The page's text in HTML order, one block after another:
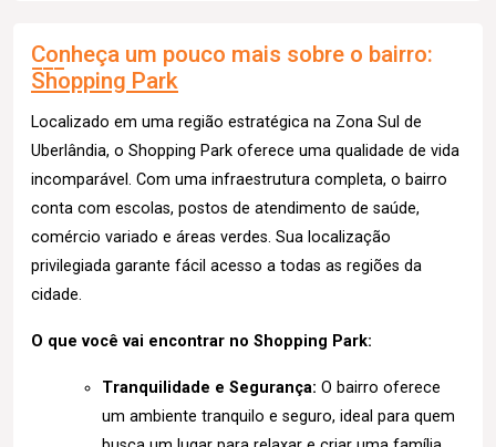
Conheça um pouco mais sobre o bairro:
Shopping Park
Localizado em uma região estratégica na Zona Sul de
Uberlândia, o Shopping Park oferece uma qualidade de vida
incomparável. Com uma infraestrutura completa, o bairro
conta com escolas, postos de atendimento de saúde,
comércio variado e áreas verdes. Sua localização
privilegiada garante fácil acesso a todas as regiões da
cidade.
O que você vai encontrar no Shopping Park:
Tranquilidade e Segurança: O bairro oferece
um ambiente tranquilo e seguro, ideal para quem